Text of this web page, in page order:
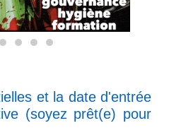
et la date d'entrée
(soyez prêt(e) pour